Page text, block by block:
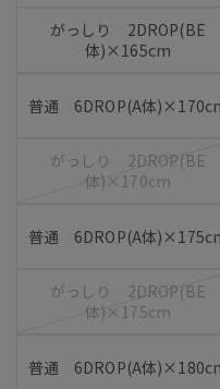
がっしり 2DROP(BE
体)×165cm
普通 6DROP(A体
がっしり 2DROP(BE
体)×170cm
普通 6DROP(A体
がっしり 2DROP(BE
体)×175cm
普通 6DROP(A体